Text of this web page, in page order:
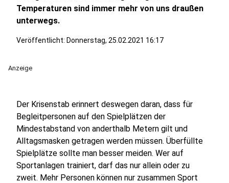
Temperaturen sind immer mehr von uns draußen
unterwegs.
Veröffentlicht: Donnerstag, 25.02.2021 16:17
Anzeige
Der Krisenstab erinnert deswegen daran, dass für
Begleitpersonen auf den Spielplätzen der
Mindestabstand von anderthalb Metern gilt und
Alltagsmasken getragen werden müssen. Überfüllte
Spielplätze sollte man besser meiden. Wer auf
Sportanlagen trainiert, darf das nur allein oder zu
zweit. Mehr Personen können nur zusammen Sport